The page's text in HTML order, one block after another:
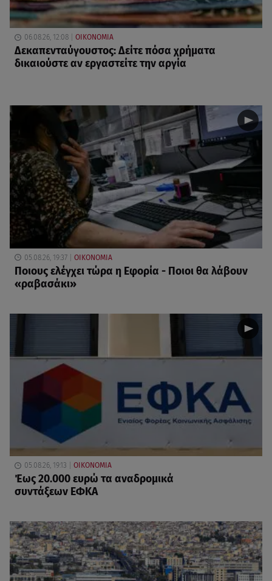
06.08.26, 12:08 ΟΙΚΟΝΟΜΙΑ
Δεκαπενταύγουστος: Δείτε πόσα χρήματα
δικαιούστε αν εργαστείτε την αργία
05.08.26, 19:37 ΟΙΚΟΝΟΜΙΑ
Ποιους ελέγχει τώρα η Εφορία - Ποιοι θα λάβουν
«ραβασάκι»
05.08.26, 19:13 ΟΙΚΟΝΟΜΙΑ
Έως 20.000 ευρώ τα αναδρομικά
συντάξεων ΕΦΚΑ